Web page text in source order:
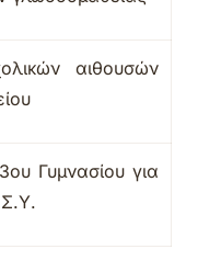
αιθουσών
Γυμνασίου για